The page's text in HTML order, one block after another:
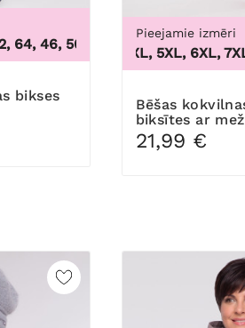
,46, 50, 52, 54, 56, 58, 60, 62, 64
bikses
Pieejamie izmēri
3XL, 4XL, 5XL, 6XL, 7XL,
Bēšas kokvilnas formējošās
biksītes ar
21,99 €